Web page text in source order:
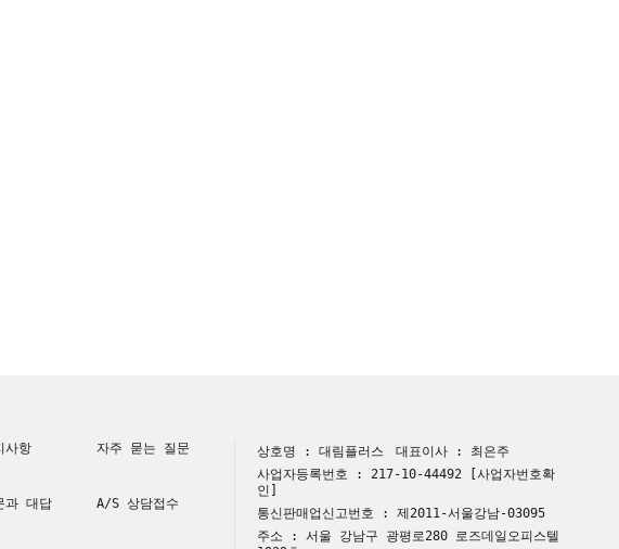
사항 자주 묻는 질문
과 대답 A/S 상담접수
상호명 : 대림플러스
대표이사 : 최은주
사업자등록번호 : 217-10-44492
[사업자번호확
인]
통신판매업신고번호 : 제2011-서울강남-03095
주소 : 서울 강남구 광평로280 로즈데일오피스텔